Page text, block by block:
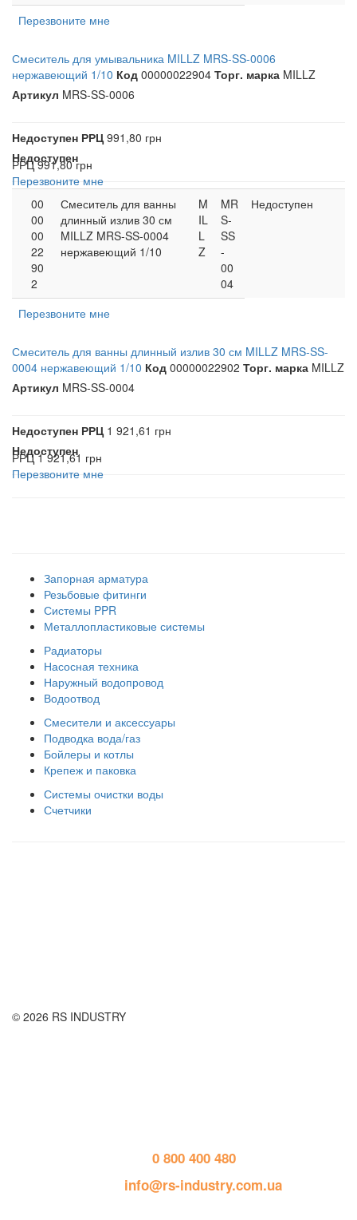
Перезвоните мне
Смеситель для умывальника MILLZ MRS-SS-0006
нержавеющий 1/10 Код 00000022904 Торг. марка MILLZ
Артикул MRS-SS-0006
Недоступен РРЦ 991,80 грн
Недоступен
РРЦ 991,80 грн
Перезвоните мне
00
00
00
22
90
2
Смеситель для ванны
длинный излив 30 см
MILLZ MRS-SS-0004
нержавеющий 1/10
M
IL
L
Z
MR
S-
SS
-
00
04
Недоступен
Перезвоните мне
Смеситель для ванны длинный излив 30 см MILLZ MRS-SS-
0004 нержавеющий 1/10 Код 00000022902 Торг. марка MILLZ
Артикул MRS-SS-0004
Недоступен РРЦ 1 921,61 грн
Недоступен
РРЦ 1 921,61 грн
Перезвоните мне
Запорная арматура
Резьбовые фитинги
Системы PPR
Металлопластиковые системы
Радиаторы
Насосная техника
Наружный водопровод
Водоотвод
Смесители и аксессуары
Подводка вода/газ
Бойлеры и котлы
Крепеж и паковка
Системы очистки воды
Счетчики
© 2026 RS INDUSTRY
0 800 400 480
info@rs-industry.com.ua